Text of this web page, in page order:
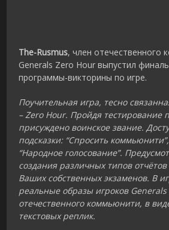
The-Rusmus, член отечественного
Generals Zero Hour выпустил
программы-викторины по игре.
Поучительная игра, тесно
– Zero Hour. Пройдя тестирование
присуждено воинское звание.
подсказки: “Спросить коммьюнити”,
“Народное голосование”.
создания различных типов
Ваших собственных экзаменов. В
реальные образы игроков
отечественного коммьюнити, в
текстовых реплик.